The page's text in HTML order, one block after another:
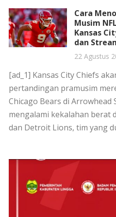
Cara
Musim
Kansas
dan
22 Agustus
[ad_1] Kansas City Chiefs
pertandingan pramusim
Chicago Bears di Arrowhead
mengalami kekalahan berat
dan Detroit Lions, tim yang